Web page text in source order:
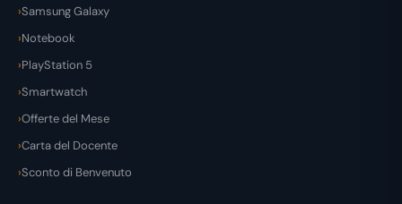
Samsung Galaxy
Notebook
PlayStation 5
Smartwatch
Offerte del Mese
Carta del Docente
Sconto di Benvenuto